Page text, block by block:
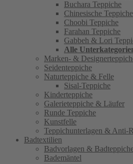
Buchara Teppiche
Chinesische Teppiche
Choobi Teppiche
Farahan Teppiche
Gabbeh & Lori
Alle
Marken- &
Seidenteppiche
Naturteppiche & Felle
Sisal-Teppiche
Kinderteppiche
Galerieteppiche & Läufer
Runde Teppiche
Kunstfelle
Teppichunterlagen & Anti-
Badtextilien
Badvorlagen &
Bademäntel